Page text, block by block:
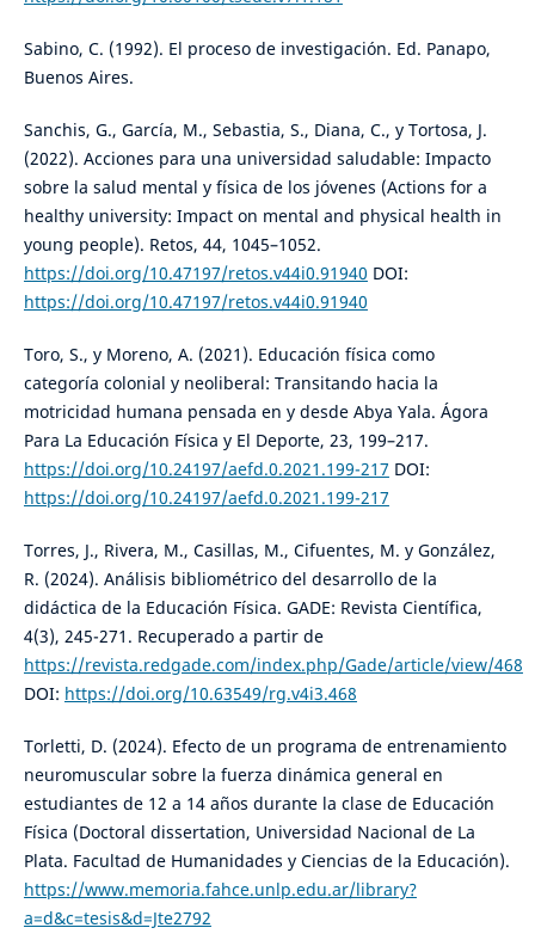
Sabino, C. (1992). El proceso de investigación. Ed. Panapo,
Buenos Aires.
Sanchis, G., García, M., Sebastia, S., Diana, C., y Tortosa, J.
(2022). Acciones para una universidad saludable: Impacto
sobre la salud mental y física de los jóvenes (Actions for a
healthy university: Impact on mental and physical health in
young people). Retos, 44, 1045–1052.
https://doi.org/10.47197/retos.v44i0.91940 DOI:
https://doi.org/10.47197/retos.v44i0.91940
Toro, S., y Moreno, A. (2021). Educación física como
categoría colonial y neoliberal: Transitando hacia la
motricidad humana pensada en y desde Abya Yala. Ágora
Para La Educación Física y El Deporte, 23, 199–217.
https://doi.org/10.24197/aefd.0.2021.199-217 DOI:
https://doi.org/10.24197/aefd.0.2021.199-217
Torres, J., Rivera, M., Casillas, M., Cifuentes, M. y González,
R. (2024). Análisis bibliométrico del desarrollo de la
didáctica de la Educación Física. GADE: Revista Científica,
4(3), 245-271. Recuperado a partir de
https://revista.redgade.com/index.php/Gade/article/view/468
DOI: https://doi.org/10.63549/rg.v4i3.468
Torletti, D. (2024). Efecto de un programa de entrenamiento
neuromuscular sobre la fuerza dinámica general en
estudiantes de 12 a 14 años durante la clase de Educación
Física (Doctoral dissertation, Universidad Nacional de La
Plata. Facultad de Humanidades y Ciencias de la Educación).
https://www.memoria.fahce.unlp.edu.ar/library?
a=d&c=tesis&d=Jte2792